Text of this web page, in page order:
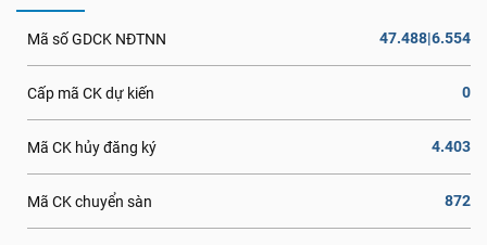
Mã số GDCK NĐTNN 47.488|6.554
Cấp mã CK dự kiến 0
Mã CK hủy đăng ký 4.403
Mã CK chuyển sàn 872